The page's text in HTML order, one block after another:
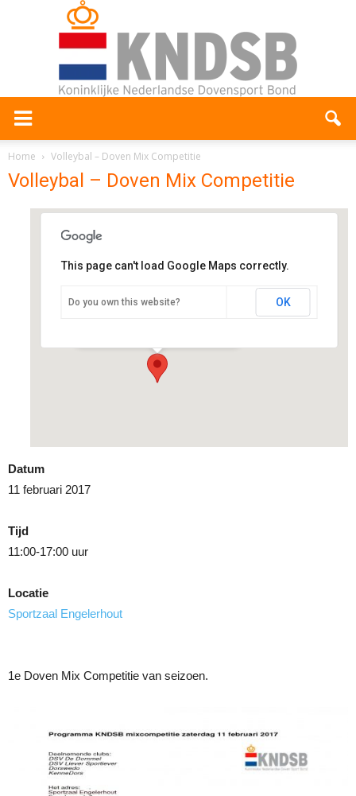
Home Volleybal – Doven Mix Competitie
Volleybal – Doven Mix Competitie
Sportzaal Engelerhout
This page can't load Google Maps correctly.
Do you own this website? OK
Datum
11 februari 2017
Tijd
11:00-17:00 uur
Locatie
Sportzaal Engelerhout
1e Doven Mix Competitie van seizoen.